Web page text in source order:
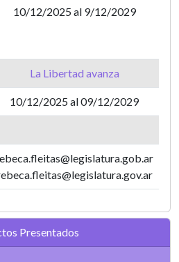
10/12/2025 al 9/12/2029
La Libertad avanza
10/12/2025 al 09/12/2029
Presentados